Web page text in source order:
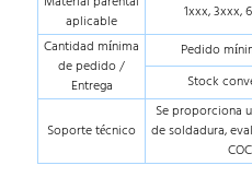
aplicable
1xxx, 3xxx,
Cantidad mínima
de pedido /
Entrega
Pedido
Stock
Soporte técnico
Se proporciona
de soldadura,